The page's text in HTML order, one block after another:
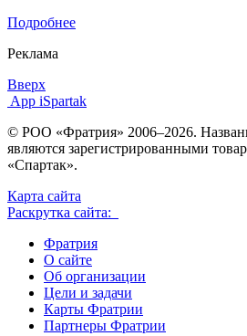
Подробнее
Реклама
Вверх
App iSpartak
© РОО «Фратрия» 2006–2026.
являются зарегистрированными
«Спартак».
Карта сайта
Раскрутка сайта:
Фратрия
О сайте
Об организации
Цели и задачи
Карты Фратрии
Партнеры Фратрии